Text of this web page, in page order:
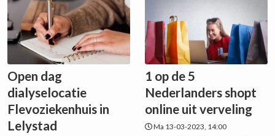
Open dag
dialyselocatie
Flevoziekenhuis in
Lelystad
1 op de 5
Nederlanders shopt
online uit verveling
Ma 13-03-2023, 14:00